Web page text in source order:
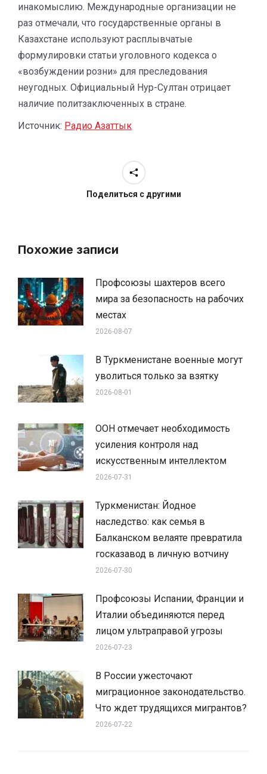
инакомыслию. Международные организации не
раз отмечали, что государственные органы в
Казахстане используют расплывчатые
формулировки статьи уголовного кодекса о
«возбуждении розни» для преследования
неугодных. Официальный Нур-Султан отрицает
наличие политзаключенных в стране.
Источник: Радио Азаттык
Поделиться с другими
Похожие записи
Профсоюзы шахтеров всего
мира за безопасность на рабочих
местах
2026-08-07
В Туркменистане военные могут
уволиться только за взятку
2026-08-01
ООН отмечает необходимость
усиления контроля над
искусственным интеллектом
2026-07-31
Туркменистан: Йодное
наследство: как семья в
Балканском велаяте превратила
госказавод в личную вотчину
2026-07-30
Профсоюзы Испании, Франции и
Италии объединяются перед
лицом ультраправой угрозы
2026-07-23
В России ужесточают
миграционное законодательство.
Что ждет трудящихся мигрантов?
2026-07-22